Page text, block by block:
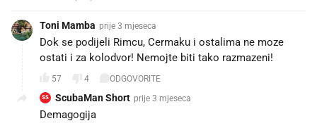
Toni Mamba prije 3 mjeseca
Dok se podijeli Rimcu, Cermaku i ostalima ne moze
ostati i za kolodvor! Nemojte biti tako razmazeni!
57 4 ODGOVORITE
SS ScubaMan Short prije 3 mjeseca
Demagogija